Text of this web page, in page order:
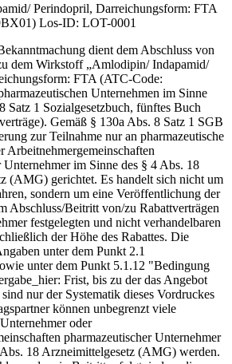
Perindopril, Darreichungsform: FTA
Los-ID: LOT-0001
dient dem Abschluss von
dem Wirkstoff „Amlodipin/ Indapamid/
FTA (ATC-Code:
Unternehmen im Sinne
Satz 1 Sozialgesetzbuch, fünftes Buch
Gemäß § 130a Abs. 8 Satz 1 SGB
zur Teilnahme nur an pharmazeutische
Arbeitnehmergemeinschaften
Unternehmer im Sinne des § 4 Abs. 18
(AMG) gerichtet. Es handelt sich nicht um
sondern um eine Veröffentlichung der
Abschluss/Beitritt von/zu Rabattverträgen
festgelegten und nicht verhandelbaren
der Höhe des Rabattes. Die
unter dem Punkt 2.1
unter dem Punkt 5.1.12 "Bedingung
Frist, bis zu der das Angebot
nur der Systematik dieses Vordruckes
können unbegrenzt viele
oder
pharmazeutischer Unternehmer
18 Arzneimittelgesetz (AMG) werden.